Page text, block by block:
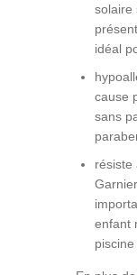
solaire
idéal
cause
sans
résiste
enfant
piscine